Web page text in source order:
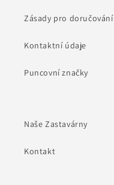
Zásady pro doručování
Kontaktní údaje
Puncovní značky
Naše Zastavárny
Kontakt